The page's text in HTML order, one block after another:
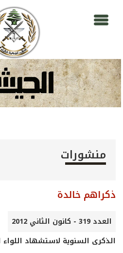
منشورات
ذكراهم خالدة
العدد 319 - كانون الثاني 2012
الذكرى السنوية لاستشهاد اللواء